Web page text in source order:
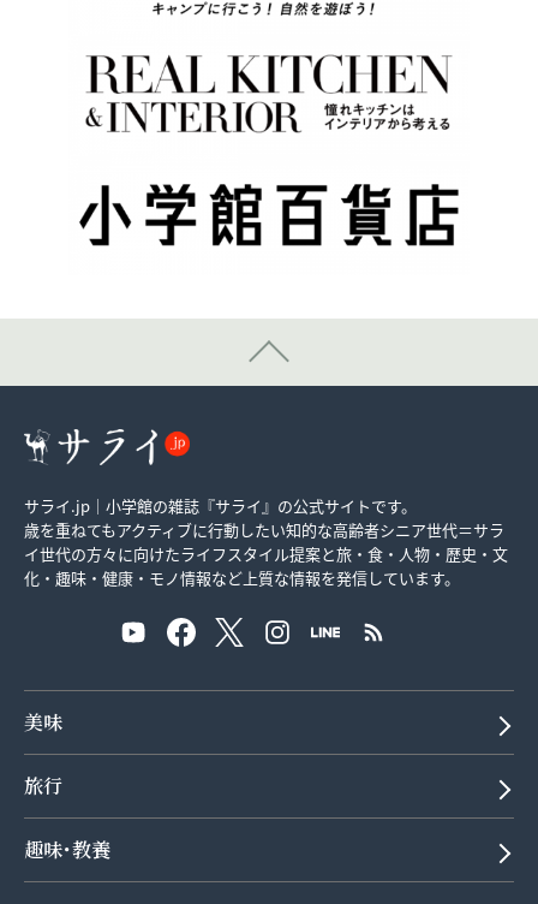
サライ.jp｜小学館の雑誌『サライ』の公式サイトです。
歳を重ねてもアクティブに行動したい知的な高齢者シニア世代＝サラ
イ世代の方々に向けたライフスタイル提案と旅・食・人物・歴史・文
化・趣味・健康・モノ情報など上質な情報を発信しています。
美味
旅行
趣味･教養